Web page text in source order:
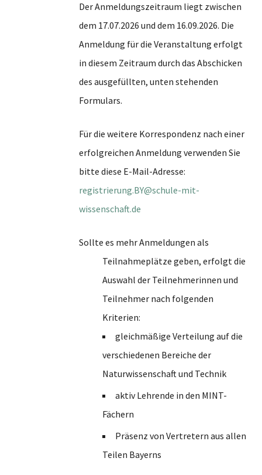
Der Anmeldungszeitraum liegt zwischen
dem 17.07.2026 und dem 16.09.2026. Die
Anmeldung für die Veranstaltung erfolgt
in diesem Zeitraum durch das Abschicken
des ausgefüllten, unten stehenden
Formulars.
Für die weitere Korrespondenz nach einer
erfolgreichen Anmeldung verwenden Sie
bitte diese E-Mail-Adresse:
registrierung.BY@schule-mit-
wissenschaft.de
gleichmäßige Verteilung auf die
verschiedenen Bereiche der
Naturwissenschaft und Technik
aktiv Lehrende in den MINT-
Fächern
Präsenz von Vertretern aus allen
Teilen Bayerns